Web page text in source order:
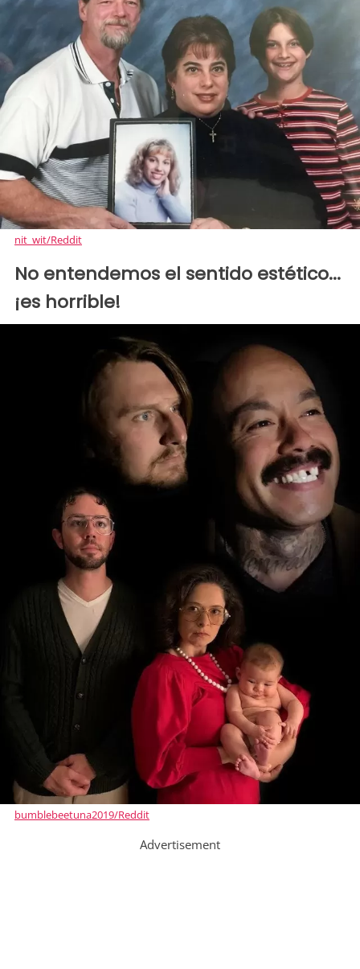
nit_wit/Reddit
No entendemos el sentido estético...
¡es horrible!
bumblebeetuna2019/Reddit
Advertisement